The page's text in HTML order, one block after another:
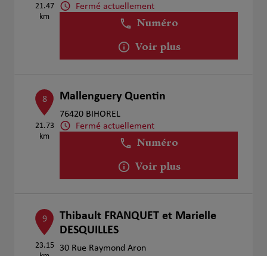
21.47
km
Fermé actuellement
Numéro
Voir plus
8
21.73
km
Mallenguery Quentin
76420 BIHOREL
Fermé actuellement
Numéro
Voir plus
9
23.15
Thibault FRANQUET et Marielle
DESQUILLES
30 Rue Raymond Aron